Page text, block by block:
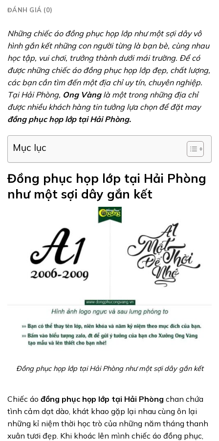
ĐÁNH GIÁ (0)
Những chiếc áo đồng phục họp lớp như một sợi dây vô
hình gắn kết những con người từng là bạn bè, cùng nhau
học tập, vui chơi, trưởng thành dưới mái trường. Để có
được những chiếc áo đồng phục họp lớp đẹp, chất lượng,
các bạn cần tìm đến một địa chỉ uy tín, chuyên nghiệp.
Tại Hải Phòng, Ong Vàng là một trong những địa chỉ
được nhiều khách hàng tin tưởng lựa chọn để đặt may
đồng phục họp lớp tại Hải Phòng.
Mục lục
Đồng phục họp lớp tại Hải Phòng
như một sợi dây gắn kết
Đồng phục họp lớp tại Hải Phòng như một sợi dây gắn kết
Chiếc áo đồng phục họp lớp tại Hải Phòng chan chứa
tình cảm dạt dào, khát khao gặp lại nhau cùng ôn lại
những kỉ niệm thời học trò của những năm tháng thanh
xuân tươi đẹp. Khi khoác lên mình chiếc áo đồng phục,